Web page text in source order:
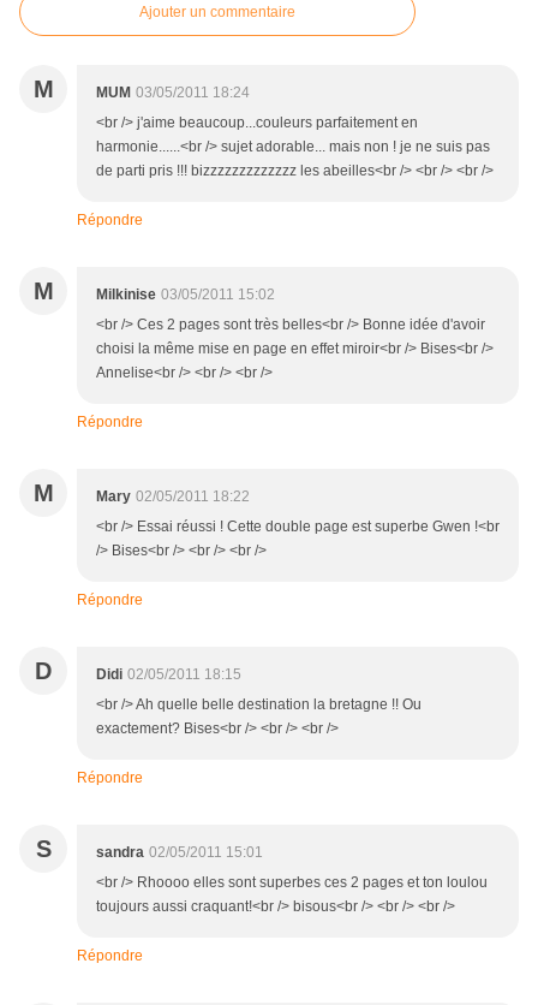
Ajouter un commentaire
M MUM 03/05/2011 18:24
<br /> j'aime beaucoup...couleurs parfaitement en
harmonie......<br /> sujet adorable... mais non ! je ne suis pas
de parti pris !!! bizzzzzzzzzzzzz les abeilles<br /> <br /> <br />
Répondre
M Milkinise 03/05/2011 15:02
<br /> Ces 2 pages sont très belles<br /> Bonne idée d'avoir
choisi la même mise en page en effet miroir<br /> Bises<br />
Annelise<br /> <br /> <br />
Répondre
M Mary 02/05/2011 18:22
<br /> Essai réussi ! Cette double page est superbe Gwen !<br
/> Bises<br /> <br /> <br />
Répondre
D Didi 02/05/2011 18:15
<br /> Ah quelle belle destination la bretagne !! Ou
exactement? Bises<br /> <br /> <br />
Répondre
S sandra 02/05/2011 15:01
<br /> Rhoooo elles sont superbes ces 2 pages et ton loulou
toujours aussi craquant!<br /> bisous<br /> <br /> <br />
Répondre